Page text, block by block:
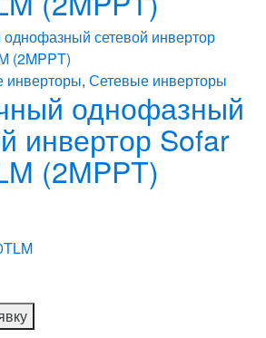
инверторы, Сетевые инверторы
однофазный
инвертор Sofar
(2MPPT)